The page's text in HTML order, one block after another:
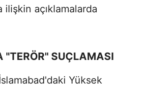
ilişkin açıklamalarda
"TERÖR" SUÇLAMASI
Yüksek